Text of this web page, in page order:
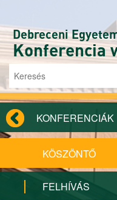
Debreceni
Konferencia
Keresés
Keresés
KONFERENCIÁK
KÖSZÖNTŐ
FELHÍVÁS